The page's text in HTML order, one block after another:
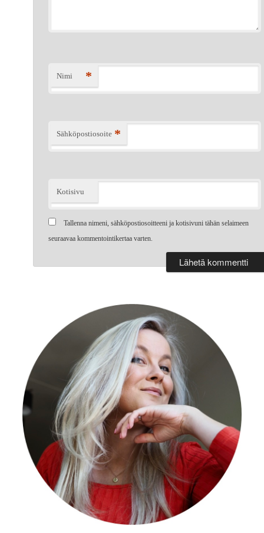
Nimi *
Sähköpostiosoite *
Kotisivu
Tallenna nimeni, sähköpostiosoitteeni ja kotisivuni tähän selaimeen
seuraavaa kommentointikertaa varten.